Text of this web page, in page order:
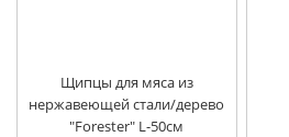
Щипцы для мяса из
нержавеющей стали/дерево
"Forester" L-50см